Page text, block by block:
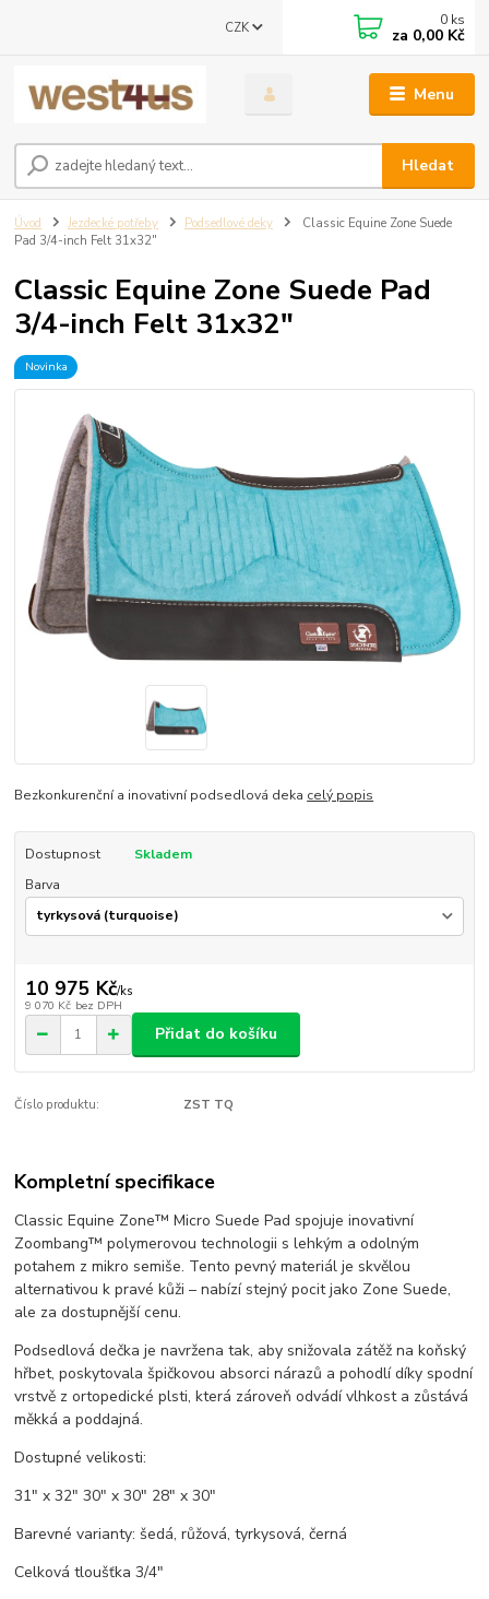
Menu
CZK
Hledat
0 ks
za 0,00 Kč
Úvod Jezdecké potřeby Podsedlové deky
Classic Equine Zone Suede
Pad 3/4-inch Felt 31x32"
Classic Equine Zone Suede Pad
3/4-inch Felt 31x32"
Novinka
Bezkonkurenční a inovativní podsedlová deka celý popis
Dostupnost
Skladem
Barva
10 975 Kč/ks
9 070 Kč bez DPH
Přidat do košíku
Číslo produktu: ZST TQ
Kompletní specifikace
Classic Equine Zone™ Micro Suede Pad spojuje inovativní
Zoombang™ polymerovou technologii s lehkým a odolným
potahem z mikro semiše. Tento pevný materiál je skvělou
alternativou k pravé kůži – nabízí stejný pocit jako Zone Suede,
ale za dostupnější cenu.
Podsedlová dečka je navržena tak, aby snižovala zátěž na koňský
hřbet, poskytovala špičkovou absorci nárazů a pohodlí díky spodní
vrstvě z ortopedické plsti, která zároveň odvádí vlhkost a zůstává
měkká a poddajná.
Dostupné velikosti:
31" x 32" 30" x 30" 28" x 30"
Barevné varianty: šedá, růžová, tyrkysová, černá
Celková tloušťka 3/4"